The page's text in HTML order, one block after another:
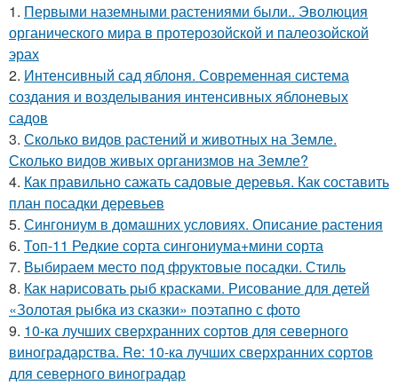
1. Первыми наземными растениями были.. Эволюция
органического мира в протерозойской и палеозойской
эрах
2. Интенсивный сад яблоня. Современная система
создания и возделывания интенсивных яблоневых
садов
3. Сколько видов растений и животных на Земле.
Сколько видов живых организмов на Земле?
4. Как правильно сажать садовые деревья. Как составить
план посадки деревьев
5. Сингониум в домашних условиях. Описание растения
6. Топ-11 Редкие сорта сингониума+мини сорта
7. Выбираем место под фруктовые посадки. Стиль
8. Как нарисовать рыб красками. Рисование для детей
«Золотая рыбка из сказки» поэтапно с фото
9. 10-ка лучших сверхранних сортов для северного
виноградарства. Re: 10-ка лучших сверхранних сортов
для северного виноградар